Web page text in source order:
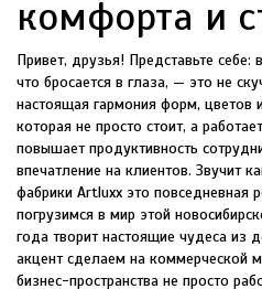
комфорта и
Привет, друзья! Представьте себе:
что бросается в глаза, — это не
настоящая гармония форм, цветов
которая не просто стоит, а
повышает продуктивность
впечатление на клиентов. Звучит
фабрики Artluxx это повседневная
погрузимся в мир этой
года творит настоящие чудеса
акцент сделаем на коммерческой
бизнес-пространства не просто